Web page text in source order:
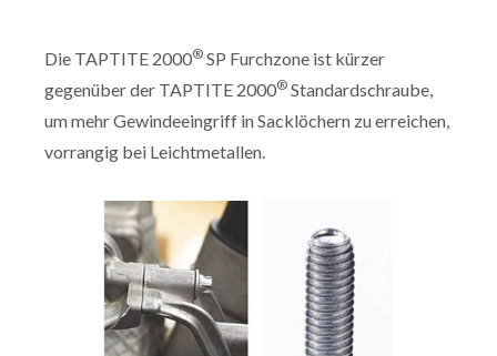
Die TAPTITE 2000® SP Furchzone ist kürzer
gegenüber der TAPTITE 2000® Standardschraube,
um mehr Gewindeeingriff in Sacklöchern zu erreichen,
vorrangig bei Leichtmetallen.